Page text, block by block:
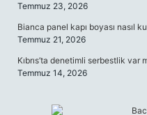
Temmuz 23, 2026
Bianca panel kapı boyası nasıl
Temmuz 21, 2026
Kıbrıs’ta denetimli serbestlik var
Temmuz 14, 2026